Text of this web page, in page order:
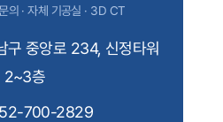
의 · 자체 기공실 · 3D CT
구 중앙로 234, 신정타워
2~3층
700-2829